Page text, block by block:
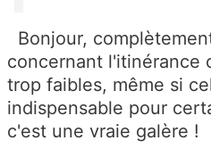
Bonjour,
concernant l'itinérance
trop faibles, même si
indispensable pour
c'est une vraie galère !